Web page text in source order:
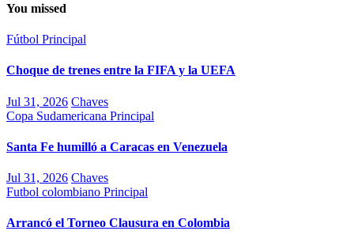
You missed
Fútbol Principal
Choque de trenes entre la FIFA y la UEFA
Jul 31, 2026 Chaves
Copa Sudamericana Principal
Santa Fe humilló a Caracas en Venezuela
Jul 31, 2026 Chaves
Futbol colombiano Principal
Arrancó el Torneo Clausura en Colombia